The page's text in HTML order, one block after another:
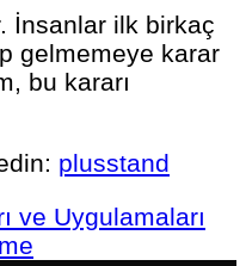
İnsanlar ilk birkaç
gelmemeye karar
bu kararı
plusstand
ve Uygulamaları